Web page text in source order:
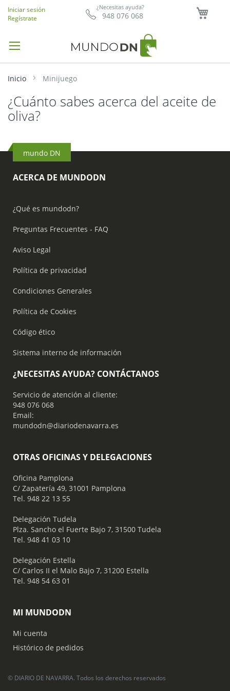
¿Necesitas ayuda?
948 076 068
Iniciar sesión
Regístrate
Inicio Minijuego
¿Cuánto sabes acerca del aceite de
oliva?
mundo DN
ACERCA DE MUNDODN
¿Qué es mundodn?
Preguntas Frecuentes - FAQ
Aviso Legal
Política de privacidad
Condiciones Generales
Política de Cookies
Código ético
Sistema interno de información
¿NECESITAS AYUDA? CONTÁCTANOS
Servicio de atención al cliente:
948 076 068
Email:
mundodn@diariodenavarra.es
OTRAS OFICINAS Y DELEGACIONES
Oficina Pamplona
C/ Zapatería 49, 31001 Pamplona
Tel. 948 22 13 55
​ Delegación Tudela
Plza. Sancho el Fuerte Bajo 7, 31500 Tudela
Tel. 948 41 03 10
​ Delegación Estella
C/ Carlos II el Malo Bajo 7, 31200 Estella
Tel. 948 54 63 01
MI MUNDODN
Mi cuenta
Histórico de pedidos
© DIARIO DE NAVARRA. Todos los derechos reservados